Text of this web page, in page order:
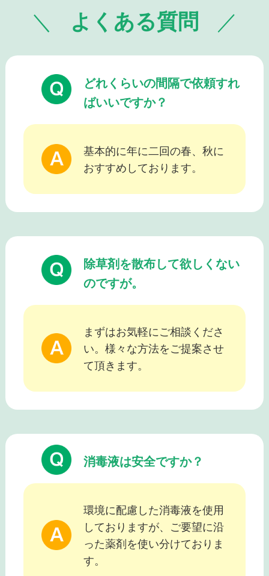
よくある質問
どれくらいの間隔で依頼すれ
ばいいですか？
基本的に年に二回の春、秋に
おすすめしております。
除草剤を散布して欲しくない
のですが。
まずはお気軽にご相談くださ
い。様々な方法をご提案させ
て頂きます。
消毒液は安全ですか？
環境に配慮した消毒液を使用
しておりますが、ご要望に沿
った薬剤を使い分けておりま
す。